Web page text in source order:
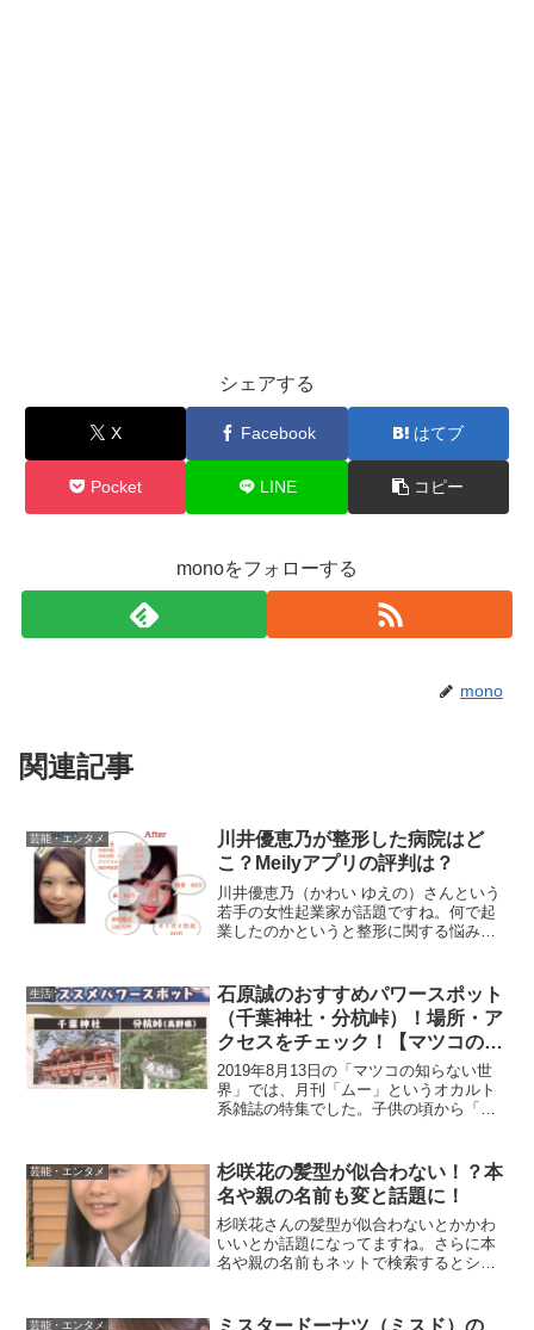
シェアする
X Facebook はてブ
Pocket LINE コピー
monoをフォローする
mono
関連記事
芸能・エンタメ
川井優恵乃が整形した病院はど
こ？Meilyアプリの評判は？
川井優恵乃（かわい ゆえの）さんという
若手の女性起業家が話題ですね。何で起
業したのかというと整形に関する悩みや
川井優恵乃さん自身も10回も整形を繰り
返して、今の自分があ...
生活
石原誠のおすすめパワースポット
（千葉神社・分杭峠）！場所・ア
クセスをチェック！【マツコの知
らない世界】
2019年8月13日の「マツコの知らない世
界」では、月刊「ムー」というオカルト
系雑誌の特集でした。子供の頃から「ム
魅力を紹介。石原誠さんおすすめの国内
最強のパワースポッ...
芸能・エンタメ
杉咲花の髪型が似合わない！？本
名や親の名前も変と話題に！
杉咲花さんの髪型が似合わないとかかわ
いいとか話題になってますね。さらに本
名や親の名前もネットで検索するとシャ
ょうか？うわさの真相に迫ってみましょ
芸能・エンタメ